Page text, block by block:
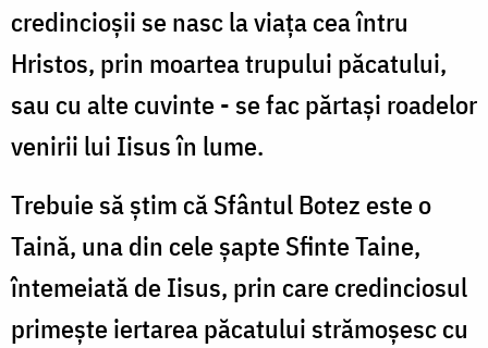
credincioşii se nasc la viaţa cea întru
Hristos, prin moartea trupului păcatului,
sau cu alte cuvinte - se fac părtaşi roadelor
venirii lui Iisus în lume.
Trebuie să ştim că Sfântul Botez este o
Taină, una din cele şapte Sfinte Taine,
întemeiată de Iisus, prin care credinciosul
primeşte iertarea păcatului strămoşesc cu